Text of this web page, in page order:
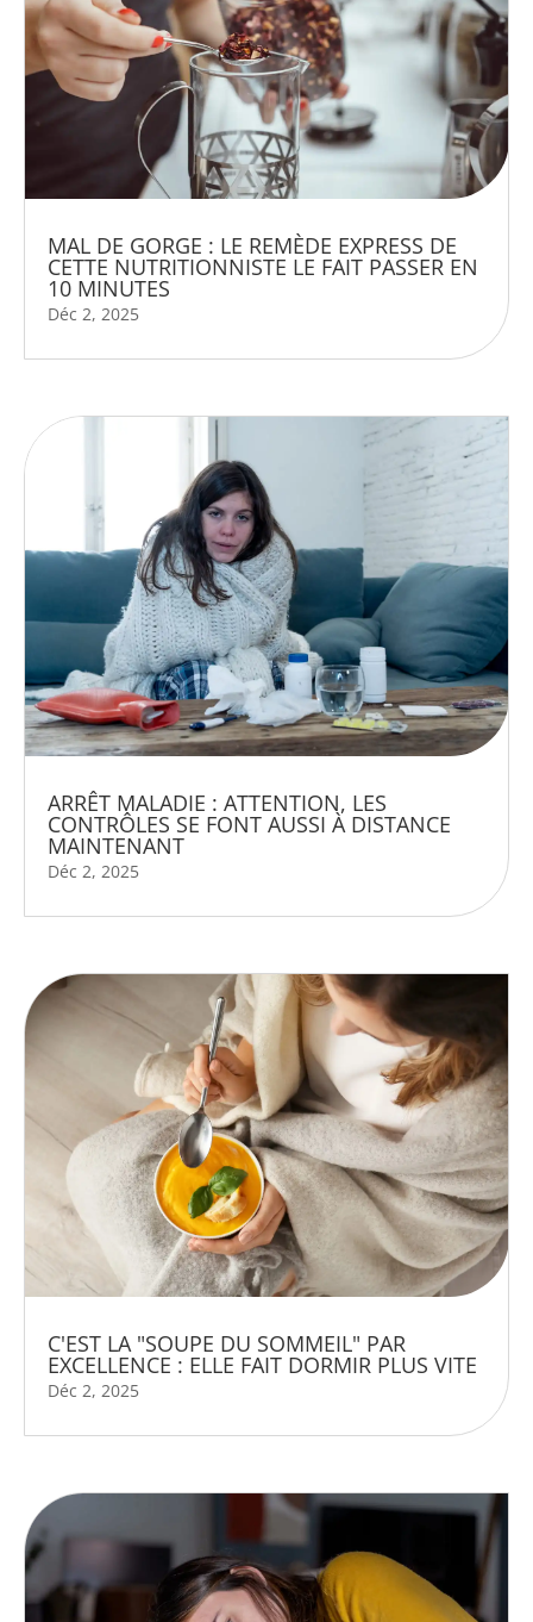
MAL DE GORGE : LE REMÈDE EXPRESS DE
CETTE NUTRITIONNISTE LE FAIT PASSER EN
10 MINUTES
Déc 2, 2025
ARRÊT MALADIE : ATTENTION, LES
CONTRÔLES SE FONT AUSSI À DISTANCE
MAINTENANT
Déc 2, 2025
C'EST LA "SOUPE DU SOMMEIL" PAR
EXCELLENCE : ELLE FAIT DORMIR PLUS VITE
Déc 2, 2025